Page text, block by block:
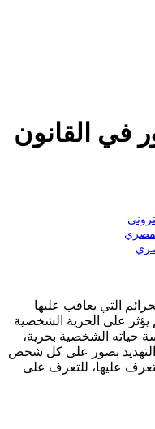
في القانون
التي يعاقب عليها
يؤثر على الحرية الشخصية
حياته الشخصية بحرية،
التهديد بصور على كل شخص
عليها، للتعرف على